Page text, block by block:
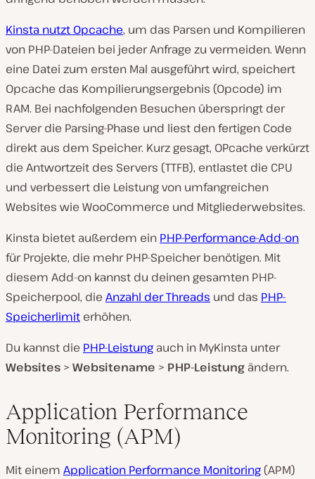
Kinsta nutzt Opcache, um das Parsen und Kompilieren
von PHP-Dateien bei jeder Anfrage zu vermeiden. Wenn
eine Datei zum ersten Mal ausgeführt wird, speichert
Opcache das Kompilierungsergebnis (Opcode) im
RAM. Bei nachfolgenden Besuchen überspringt der
Server die Parsing-Phase und liest den fertigen Code
direkt aus dem Speicher. Kurz gesagt, OPcache verkürzt
die Antwortzeit des Servers (TTFB), entlastet die CPU
und verbessert die Leistung von umfangreichen
Websites wie WooCommerce und Mitgliederwebsites.
Kinsta bietet außerdem ein PHP-Performance-Add-on
für Projekte, die mehr PHP-Speicher benötigen. Mit
diesem Add-on kannst du deinen gesamten PHP-
Speicherpool, die Anzahl der Threads und das PHP-
Speicherlimit erhöhen.
Du kannst die PHP-Leistung auch in MyKinsta unter
Websites >Websitename > PHP-Leistung ändern.
Application Performance
Monitoring (APM)
Mit einem Application Performance Monitoring (APM)